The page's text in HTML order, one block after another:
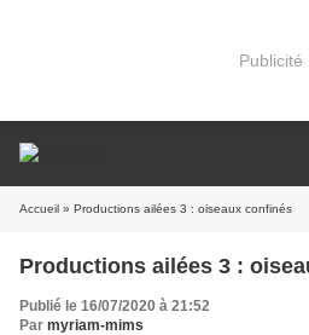
Publicité
Accueil » Productions ailées 3 : oiseaux confinés
Productions ailées 3 :
Publié le 16/07/2020 à 21:52
Par myriam-mims